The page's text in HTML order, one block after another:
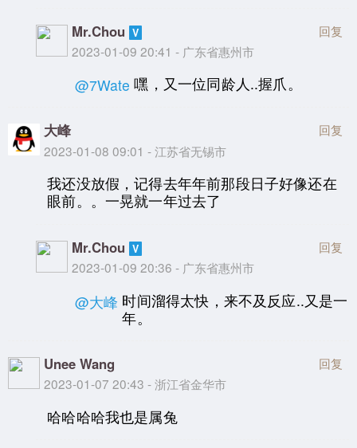
Mr.Chou
2023-01-09 20:41 - 广东省惠州市
回复
@7Wate 嘿，又一位同龄人..握爪。
大峰
2023-01-08 09:01 - 江苏省无锡市
回复
我还没放假，记得去年年前那段日子好像还在
眼前。。一晃就一年过去了
Mr.Chou
2023-01-09 20:36 - 广东省惠州市
回复
@大峰 时间溜得太快，来不及反应..又是一
年。
Unee Wang
2023-01-07 20:43 - 浙江省金华市
回复
哈哈哈哈我也是属兔